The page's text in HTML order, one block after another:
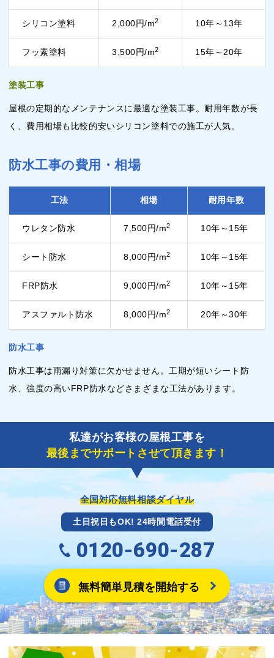
シリコン塗料 2,000円/m2 10年～13年
フッ素塗料 3,500円/m2 15年～20年
塗装工事
屋根の定期的なメンテナンスに最適な塗装工事。耐用年数が長
く、費用相場も比較的安いシリコン塗料での施工が人気。
防水工事の費用・相場
工法 相場 耐用年数
ウレタン防水 7,500円/m2 10年～15年
シート防水 8,000円/m2 10年～15年
FRP防水 9,000円/m2 10年～15年
アスファルト防水 8,000円/m2 20年～30年
防水工事
防水工事は雨漏り対策に欠かせません。工期が短いシート防
水、強度の高いFRP防水などさまざまな工法があります。
私達がお客様の屋根工事を
最後までサポートさせて頂きます！
全国対応無料相談ダイヤル
土日祝日もOK! 24時間電話受付
0120-690-287
無料簡単見積を開始する